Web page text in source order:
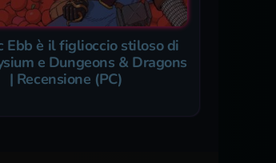
Ebb è il figlioccio stiloso di
e Dungeons & Dragons
| Recensione (PC)